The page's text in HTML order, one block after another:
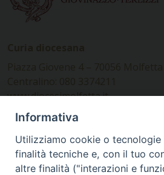
www.diocesimolfetta.it –
Ufficio Comunicazioni sociali
Piazza Giovene 4 – 70056
Informativa
Utilizziamo cookie o tecnologie
finalità tecniche e, con il tuo
altre finalità ("interazioni e